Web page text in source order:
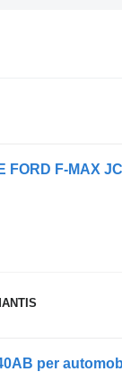
FORD F-MAX
per